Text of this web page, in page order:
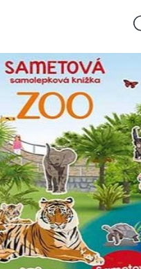
Média/Sametová samolepková knížka